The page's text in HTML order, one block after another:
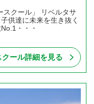
スクール」 リベルタサ
供達に未来を生き抜く
・・・
クール詳細を見る